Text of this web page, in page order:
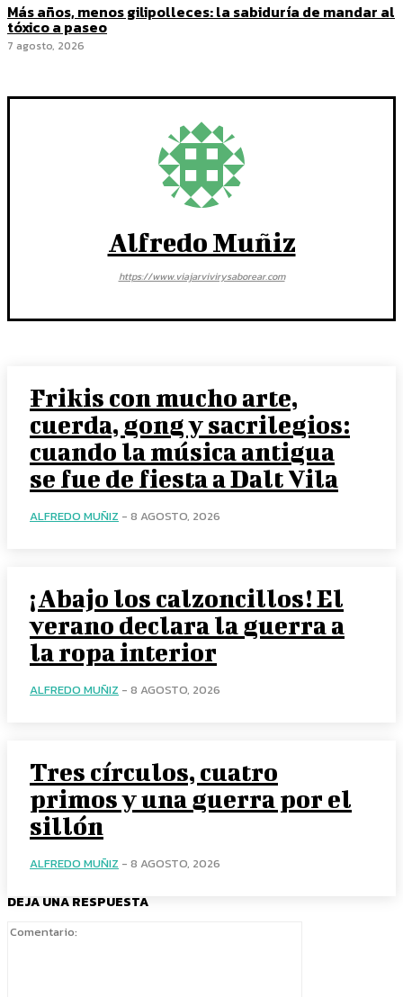
Más años, menos gilipolleces: la sabiduría de mandar al
tóxico a paseo
7 agosto, 2026
Alfredo Muñiz
https://www.viajarvivirysaborear.com
Frikis con mucho arte,
cuerda, gong y sacrilegios:
cuando la música antigua
se fue de fiesta a Dalt Vila
ALFREDO MUÑIZ - 8 AGOSTO, 2026
¡Abajo los calzoncillos! El
verano declara la guerra a
la ropa interior
ALFREDO MUÑIZ - 8 AGOSTO, 2026
Tres círculos, cuatro
primos y una guerra por el
sillón
ALFREDO MUÑIZ - 8 AGOSTO, 2026
DEJA UNA RESPUESTA